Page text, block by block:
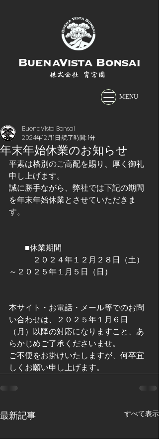
株式会社 宵宮園
MENU
年末年始休業のお知らせ
BuenaVista Bonsai
2024年12月1日 読了時間: 1分
平素は格別のご高配を賜り、厚く御礼
申し上げます。
誠に勝手ながら、弊社では下記の期間
を年末年始休業とさせていただきま
す。
■休業期間
２０２４年１２月２８日（土）
～２０２５年１月５日（日）
本サイト・お電話・メール等でのお問
い合わせは、２０２５年１月６日
（月）以降の対応になりますこと、あ
らかじめご了承くださいませ。
ご不便をお掛けいたしますが、何卒宜
しくお願い申し上げます。
最新記事 すべて表示